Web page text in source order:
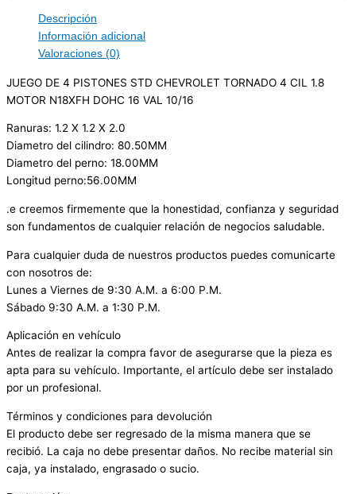
Descripción
Información adicional
Valoraciones (0)
JUEGO DE 4 PISTONES STD CHEVROLET TORNADO 4 CIL 1.8
MOTOR N18XFH DOHC 16 VAL 10/16
Ranuras: 1.2 X 1.2 X 2.0
Diametro del cilindro: 80.50MM
Diametro del perno: 18.00MM
Longitud perno:56.00MM
.e creemos firmemente que la honestidad, confianza y seguridad
son fundamentos de cualquier relación de negocios saludable.
Para cualquier duda de nuestros productos puedes comunicarte
con nosotros de:
Lunes a Viernes de 9:30 A.M. a 6:00 P.M.
Sábado 9:30 A.M. a 1:30 P.M.
Aplicación en vehículo
Antes de realizar la compra favor de asegurarse que la pieza es
apta para su vehículo. Importante, el artículo debe ser instalado
por un profesional.
Términos y condiciones para devolución
El producto debe ser regresado de la misma manera que se
recibió. La caja no debe presentar daños. No recibe material sin
caja, ya instalado, engrasado o sucio.